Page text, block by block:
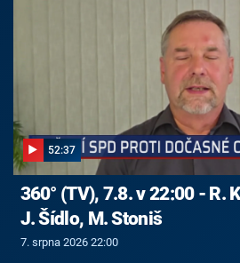
52:37
360° (TV), 7.8. v 22:00 - R.
J. Šídlo, M. Stoniš
7. srpna 2026 22:00